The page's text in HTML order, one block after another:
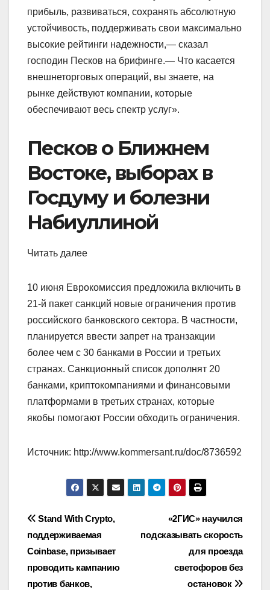
прибыль, развиваться, сохранять абсолютную
устойчивость, поддерживать свои максимально
высокие рейтинги надежности,— сказал
господин Песков на брифинге.— Что касается
внешнеторговых операций, вы знаете, на
рынке действуют компании, которые
обеспечивают весь спектр услуг».
Песков о Ближнем
Востоке, выборах в
Госдуму и болезни
Набиуллиной
Читать далее
10 июня Еврокомиссия предложила включить в
21-й пакет санкций новые ограничения против
российского банковского сектора. В частности,
планируется ввести запрет на транзакции
более чем с 30 банками в России и третьих
странах. Санкционный список дополнят 20
банками, криптокомпаниями и финансовыми
платформами в третьих странах, которые
якобы помогают России обходить ограничения.
Источник: http://www.kommersant.ru/doc/8736592
Навигация
по
записям
«2ГИС» научился
подсказывать скорость
для проезда
светофоров без
остановок
Stand With Crypto,
поддерживаемая
Coinbase, призывает
проводить кампанию
против банков,